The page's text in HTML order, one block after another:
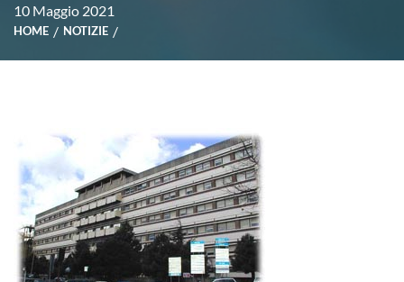
10 Maggio 2021
HOME NOTIZIE